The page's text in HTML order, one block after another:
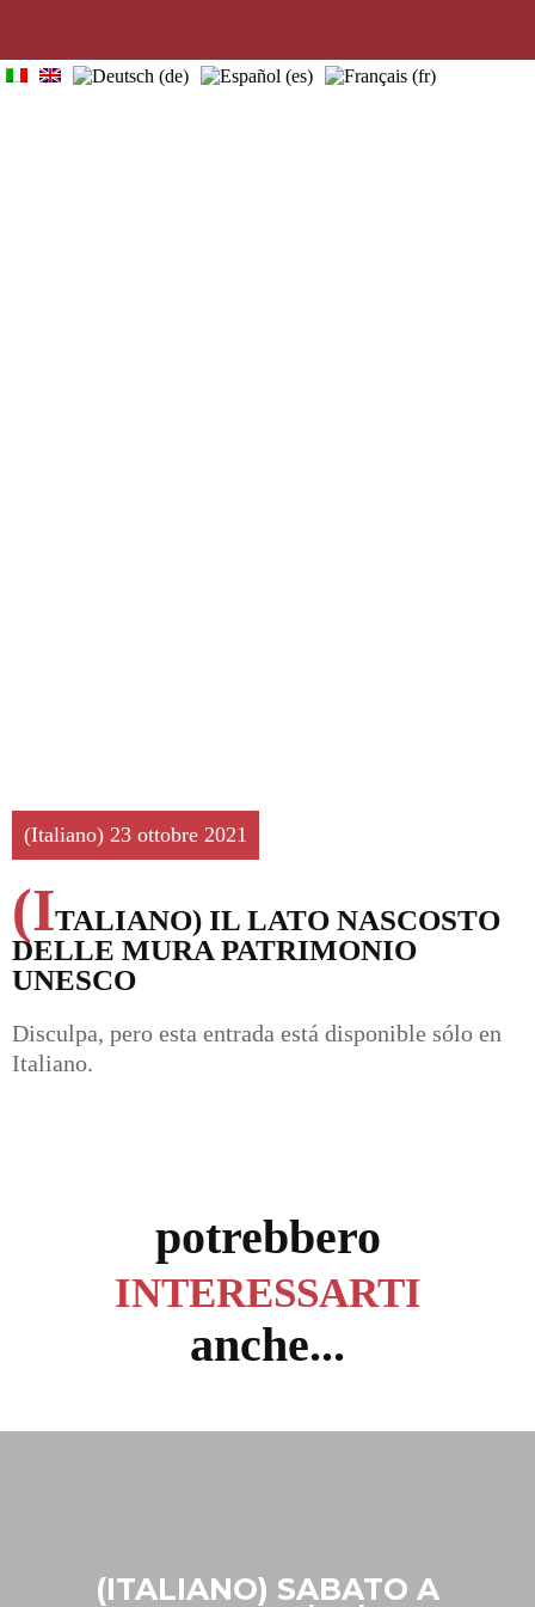
home
(Italiano) 23 ottobre 2021
(ITALIANO) IL LATO NASCOSTO
DELLE MURA PATRIMONIO
UNESCO
Disculpa, pero esta entrada está disponible sólo en
Italiano.
potrebbero
INTERESSARTI
anche...
(ITALIANO) LA